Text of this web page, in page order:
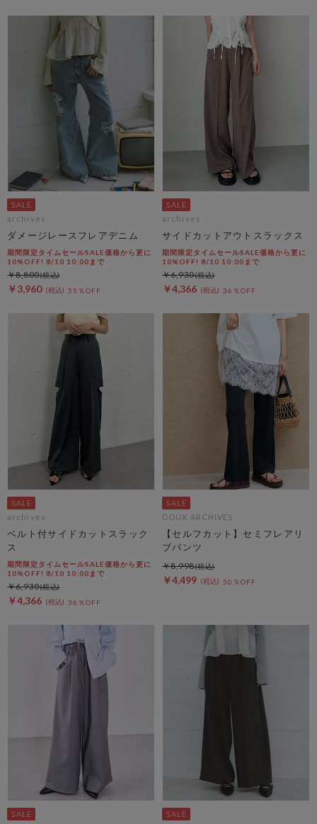
archives
ダメージレースフレアデニム
期間限定タイムセールSALE価格から更に
10%OFF! 8/10 10:00まで
￥3,960 55％OFF
￥8,800
archives
サイドカットアウトスラックス
期間限定タイムセールSALE価格から更に
10%OFF! 8/10 10:00まで
￥4,366 36％OFF
￥6,930
archives
ベルト付サイドカットスラック
ス
期間限定タイムセールSALE価格から更に
10%OFF! 8/10 10:00まで
￥4,366 36％OFF
￥6,930
DOUX ARCHIVES
【セルフカット】セミフレアリ
ブパンツ
￥4,499 50％OFF
￥8,998